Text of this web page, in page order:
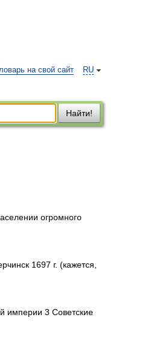
RU
на свой сайт
Найти!
огромного
1697 г. (кажется,
империи 3 Советские